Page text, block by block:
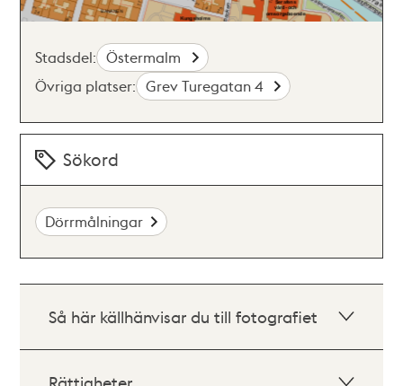
Stadsdel: Östermalm
Övriga platser: Grev Turegatan 4
Sökord
Dörrmålningar
Så här källhänvisar du till fotografiet